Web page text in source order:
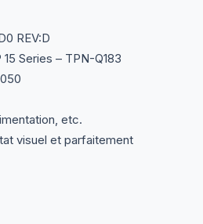
REV:D
Series – TPN-Q183
etc.
visuel et parfaitement